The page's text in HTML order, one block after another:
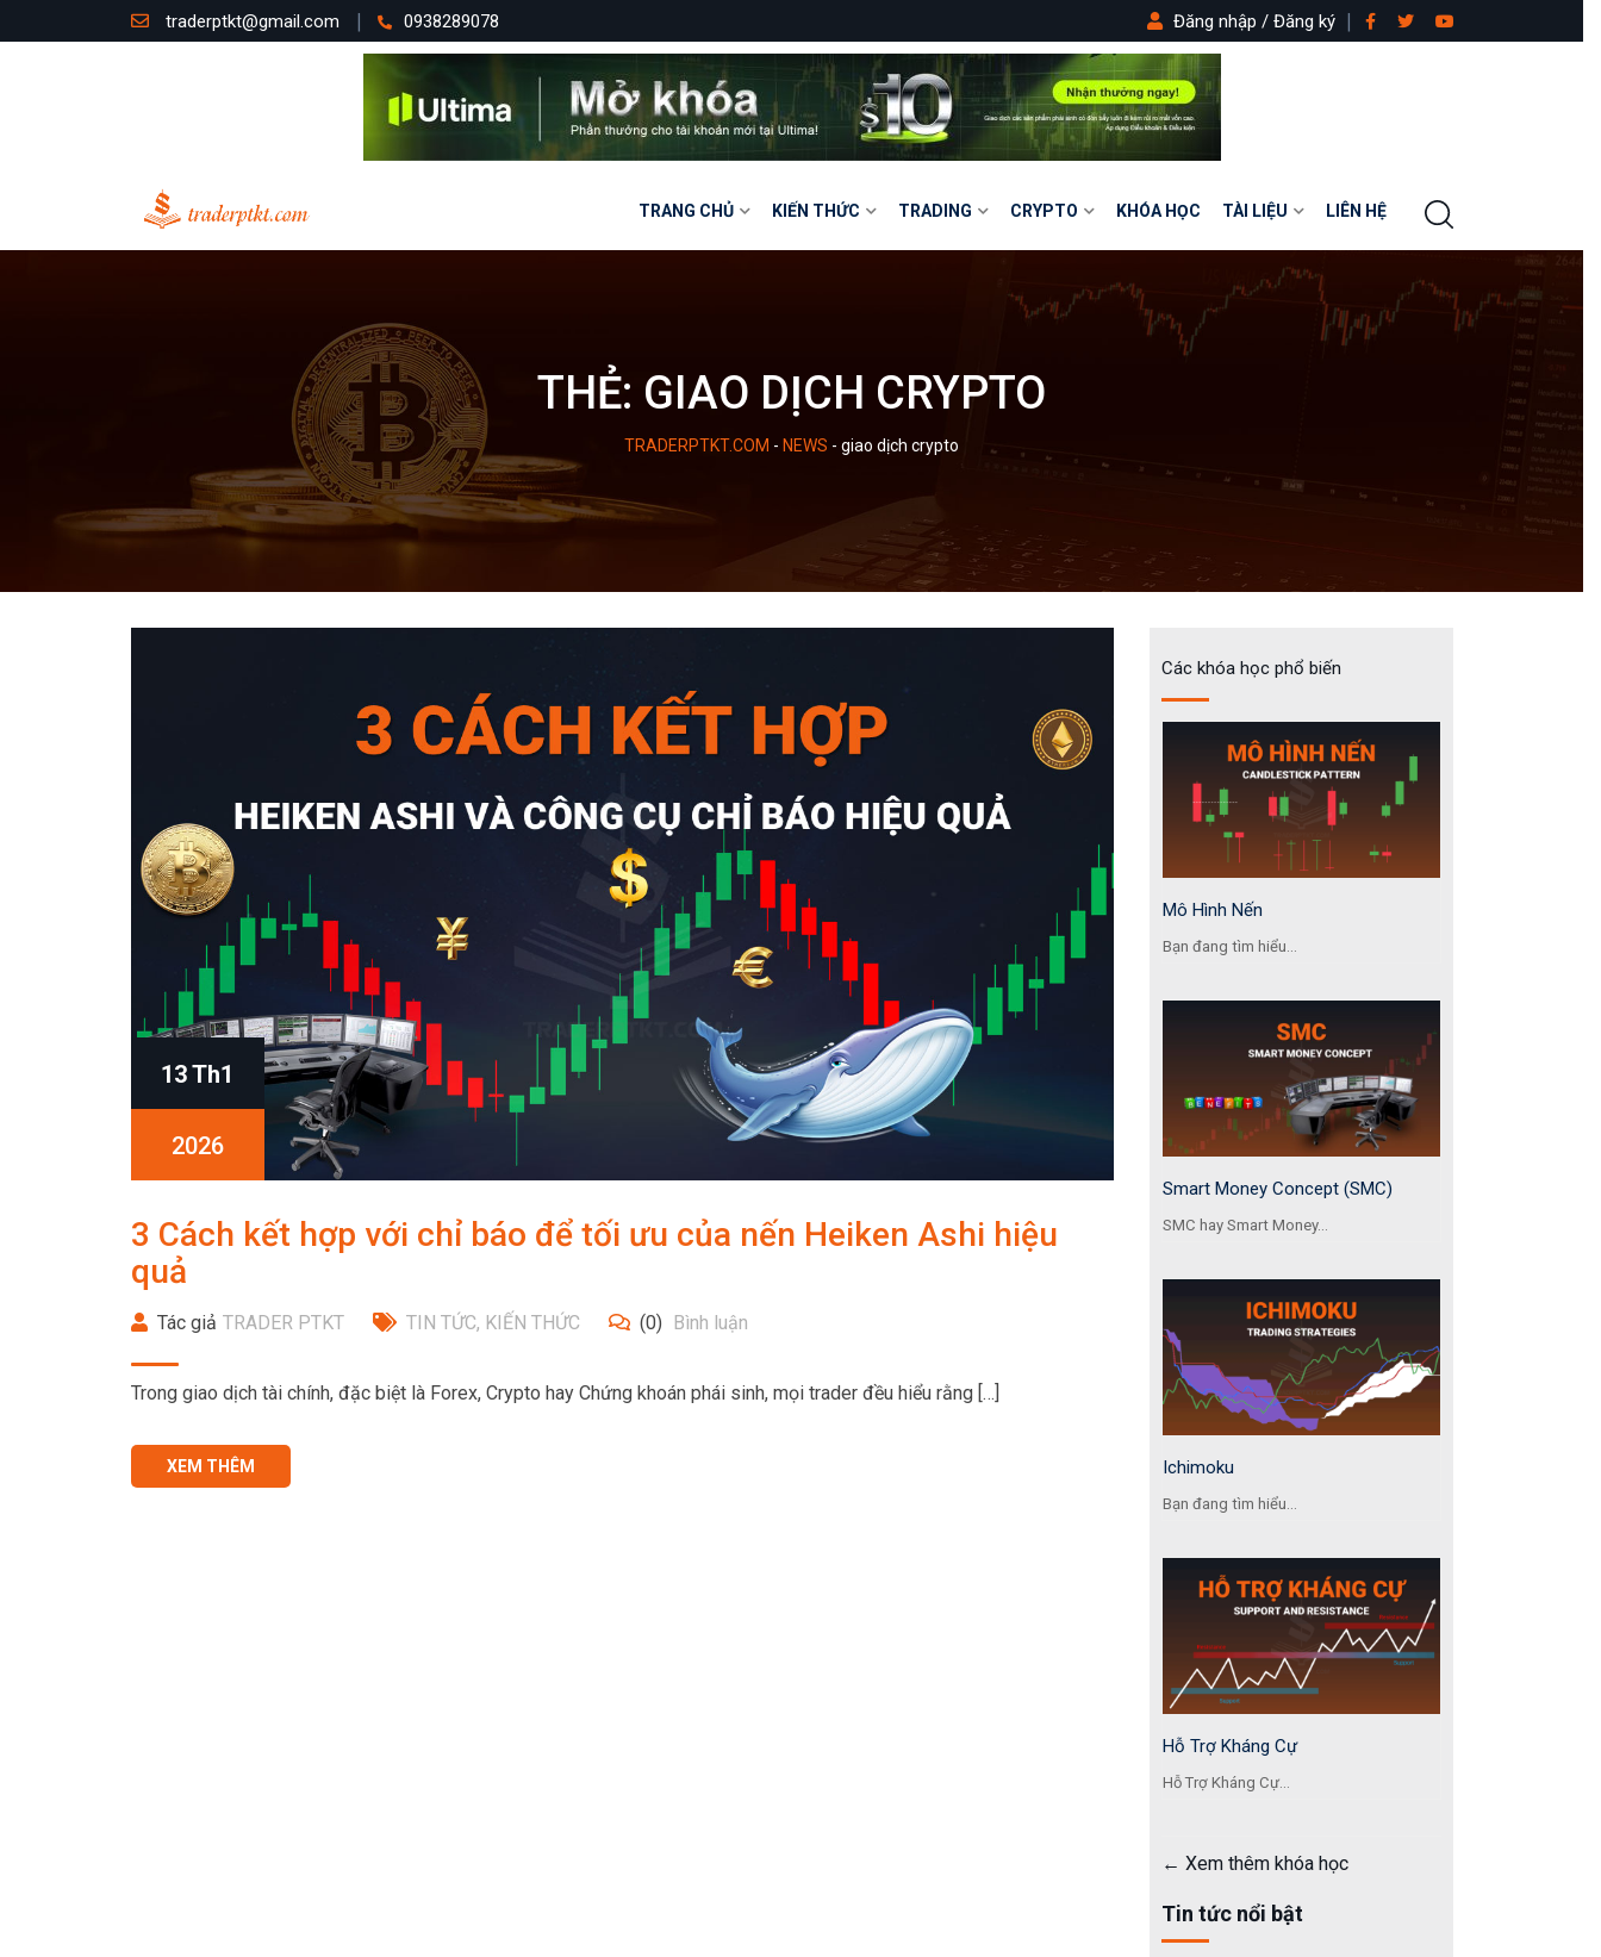
traderptkt@gmail.com 0938289078 Đăng nhập / Đăng ký
TRANG CHỦ KIẾN THỨC TRADING CRYPTO KHÓA HỌC TÀI LIỆU LIÊN HỆ
THẺ: GIAO DỊCH CRYPTO
TRADERPTKT.COM - NEWS - giao dịch crypto
13 Th1
2026
3 Cách kết hợp với chỉ báo để tối ưu của nến Heiken Ashi hiệu
quả
Tác giả TRADER PTKT TIN TỨC, KIẾN THỨC (0) Bình luận
Trong giao dịch tài chính, đặc biệt là Forex, Crypto hay Chứng khoán phái sinh, mọi trader đều hiểu rằng […]
XEM THÊM
Các khóa học phổ biến
Mô Hình Nến
Bạn đang tìm hiểu...
Smart Money Concept (SMC)
SMC hay Smart Money...
Ichimoku
Bạn đang tìm hiểu...
Hỗ Trợ Kháng Cự
Hỗ Trợ Kháng Cự...
Xem thêm khóa học
Tin tức nổi bật